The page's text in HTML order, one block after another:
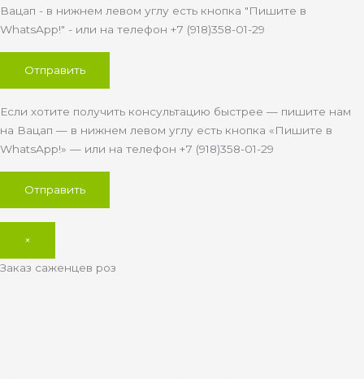
Вацап - в нижнем левом углу есть кнопка "Пишите в
WhatsApp!" - или на телефон +7 (918)358-01-29
Если хотите получить консультацию быстрее — пишите нам
на Вацап — в нижнем левом углу есть кнопка «Пишите в
WhatsApp!» — или на телефон +7 (918)358-01-29
×
Заказ саженцев роз